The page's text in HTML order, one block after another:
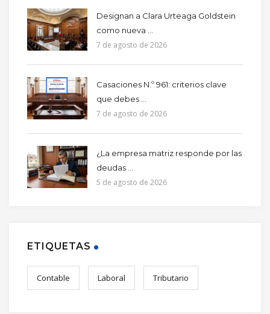
Designan a Clara Urteaga Goldstein
como nueva ...
7 de agosto de 2026
Casaciones N.º 961: criterios clave
que debes ...
7 de agosto de 2026
¿La empresa matriz responde por las
deudas ...
5 de agosto de 2026
ETIQUETAS
Contable Laboral Tributario